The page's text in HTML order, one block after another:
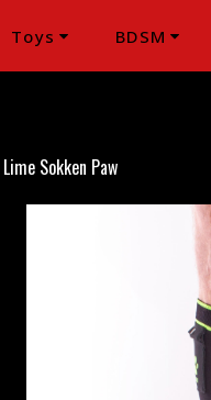
Toys BDSM
Lime Sokken Paw